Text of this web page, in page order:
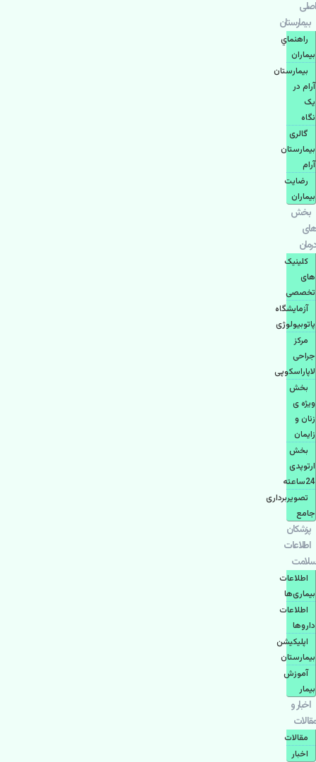
اصلی
بيمارستان
راهنماي
بیماران
بیمارستان
آرام در
یک
نگاه
گالری
بیمارستان
آرام
رضایت
بیماران
بخش
های
درمان
کلینیک
های
تخصصی
آزمایشگاه
پاتوبیولوژی
مرکز
جراحی
لاپاراسکوپی
بخش
ویژه ی
زنان و
زایمان
بخش
ارتوپدی
24ساعته
تصویربرداری
جامع
پزشكان
اطلاعات
سلامت
اطلاعات
بیماری‌ها
اطلاعات
دارو‌ها
اپليكيشن
بيمارستان
آموزش
بیمار
اخبار و
مقالات
مقالات
اخبار